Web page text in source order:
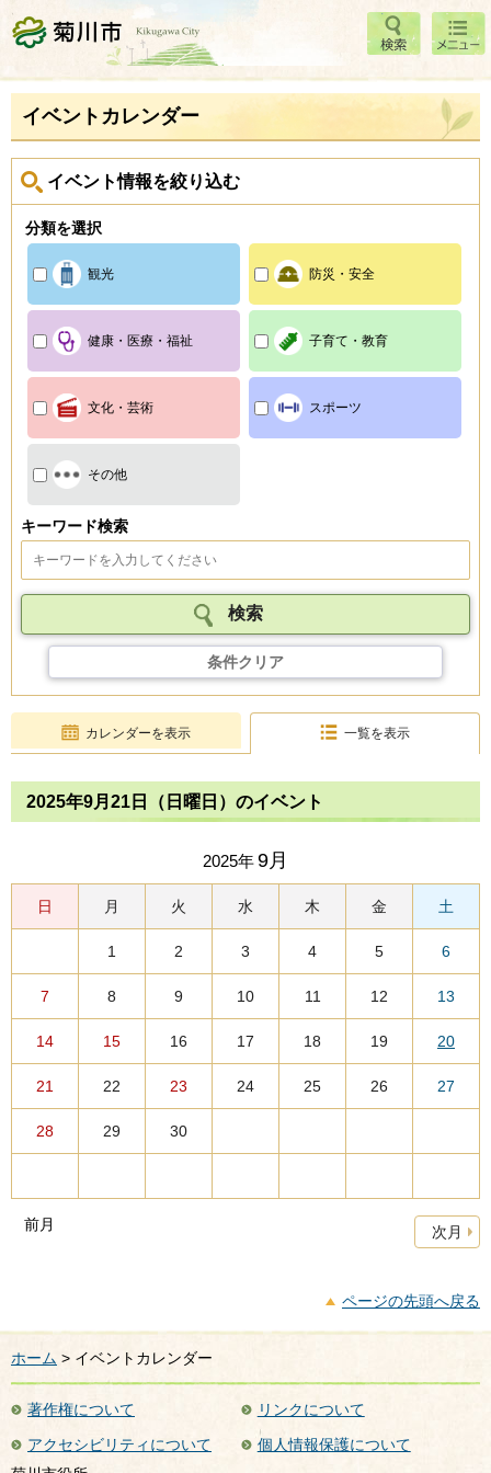
菊川市 検索
メニ
ュー
イベントカレンダー
イベント情報を絞り込む
分類を選択
観光 防災・安全
健康・医療・福祉 子育て・教育
文化・芸術 スポーツ
その他
キーワード検索
条件クリア
カレンダーを表示 一覧を表示
2025年9月21日（日曜日）のイベント
2025年9月
日 月 火 水 木 金 土
1 2 3 4 5 6
7 8 9 10 11 12 13
14 15 16 17 18 19 20
21 22 23 24 25 26 27
28 29 30
前月 次月
ページの先頭へ戻る
ホーム > イベントカレンダー
著作権について
リンクについて
アクセシビリティについて
個人情報保護について